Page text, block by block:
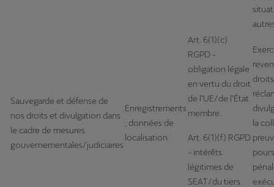
Sauvegarde et défense de
nos droits et divulgation dans
le cadre de mesures
gouvernementales/judiciaires
Enregistrements
; données de
localisation
Art. 6(1)(c)
RGPD -
obligation légale
en vertu du droit
de l’UE/de l’État
membre.
Art. 6(1)(f) RGPD
- intérêts
légitimes de
SEAT/du tiers.
la